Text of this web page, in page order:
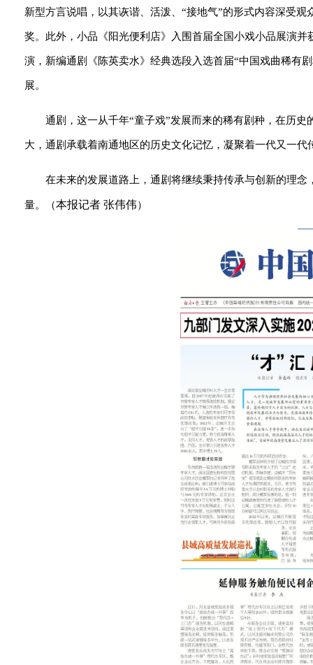
新型方言说唱，以其诙谐、活泼、“接地气”的形式内容深受
奖。此外，小品《阳光便利店》入围首届全国小戏小品展演
演，新编通剧《陈英卖水》经典选段入选首届“中国戏曲稀有
展。
通剧，这一从千年“童子戏”发展而来的稀有剧种，在历
大，通剧承载着南通地区的历史文化记忆，凝聚着一代又一代
在未来的发展道路上，通剧将继续秉持传承与创新的理
量。（本报记者 张伟伟）